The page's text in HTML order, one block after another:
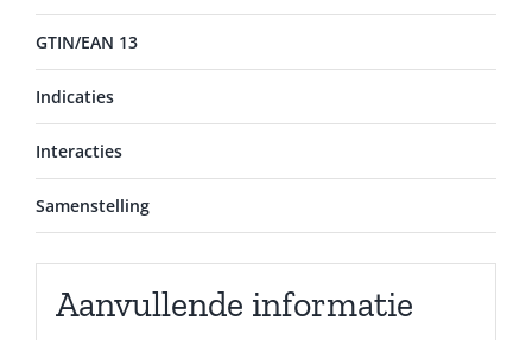
GTIN/EAN 13
Indicaties
Interacties
Samenstelling
Aanvullende informatie